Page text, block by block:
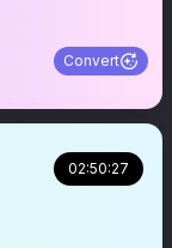
Convert
02:50:27